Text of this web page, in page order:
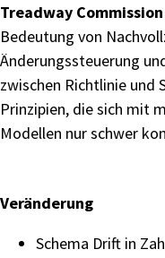
Treadway Commission
Bedeutung von
Änderungssteuerung
zwischen Richtlinie
Prinzipien, die sich mit
Modellen nur schwer
Veränderung
Schema Drift in